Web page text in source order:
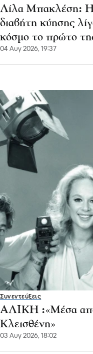
Λίλα Μπακλέση: Η
διαβήτη κύησης
κόσμο το πρώτο
04 Αυγ 2026, 19:37
Συνεντεύξεις
ΑΛΙΚΗ :«Μέσα
Κλεισθένη»
03 Αυγ 2026, 18:02